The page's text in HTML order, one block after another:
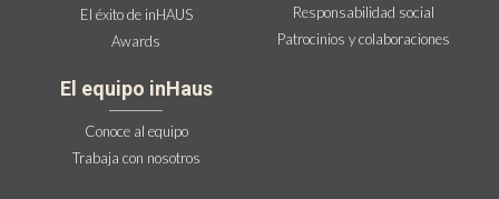
El éxito de inHAUS
Awards
Responsabilidad social
Patrocinios y colaboraciones
El equipo inHaus
Conoce al equipo
Trabaja con nosotros